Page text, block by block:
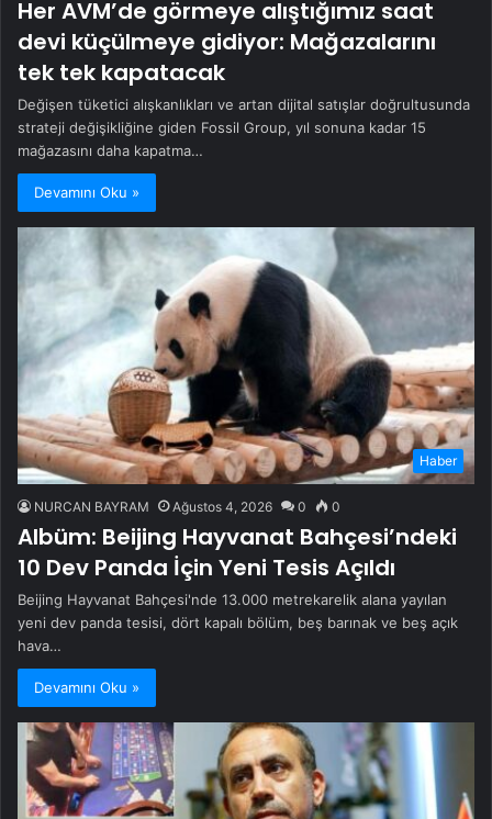
Her AVM’de görmeye alıştığımız saat
devi küçülmeye gidiyor: Mağazalarını
tek tek kapatacak
Değişen tüketici alışkanlıkları ve artan dijital satışlar doğrultusunda
strateji değişikliğine giden Fossil Group, yıl sonuna kadar 15
mağazasını daha kapatma…
Devamını Oku »
Haber
NURCAN BAYRAM Ağustos 4, 2026 0 0
Albüm: Beijing Hayvanat Bahçesi’ndeki
10 Dev Panda İçin Yeni Tesis Açıldı
Beijing Hayvanat Bahçesi'nde 13.000 metrekarelik alana yayılan
yeni dev panda tesisi, dört kapalı bölüm, beş barınak ve beş açık
hava…
Devamını Oku »